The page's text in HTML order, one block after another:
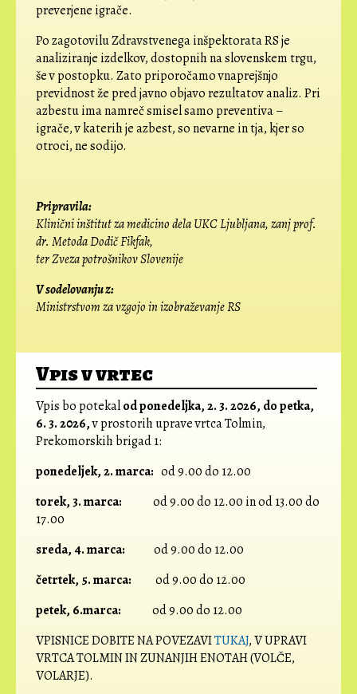
preverjene igrače.
Po zagotovilu Zdravstvenega inšpektorata RS je
analiziranje izdelkov, dostopnih na slovenskem trgu,
še v postopku. Zato priporočamo vnaprejšnjo
previdnost že pred javno objavo rezultatov analiz. Pri
azbestu ima namreč smisel samo preventiva –
igrače, v katerih je azbest, so nevarne in tja, kjer so
otroci, ne sodijo.
Pripravila:
Klinični inštitut za medicino dela UKC Ljubljana, zanj prof.
dr. Metoda Dodič Fikfak,
ter Zveza potrošnikov Slovenije
V sodelovanju z:
Ministrstvom za vzgojo in izobraževanje RS
Vpis v vrtec
Vpis bo potekalod ponedeljka, 2. 3. 2026, do petka,
6. 3. 2026,v prostorih uprave vrtca Tolmin,
Prekomorskih brigad 1:
ponedeljek, 2. marca: od 9.00 do 12.00
torek, 3. marca:
od 9.00 do 12.00 in od 13.00 do
17.00
sreda, 4. marca: od 9.00 do 12.00
četrtek, 5. marca:
od 9.00 do 12.00
petek, 6.marca: od 9.00 do 12.00
VPISNICE DOBITE NA POVEZAVITUKAJ, V UPRAVI
VRTCA TOLMIN IN ZUNANJIH ENOTAH (VOLČE,
VOLARJE).